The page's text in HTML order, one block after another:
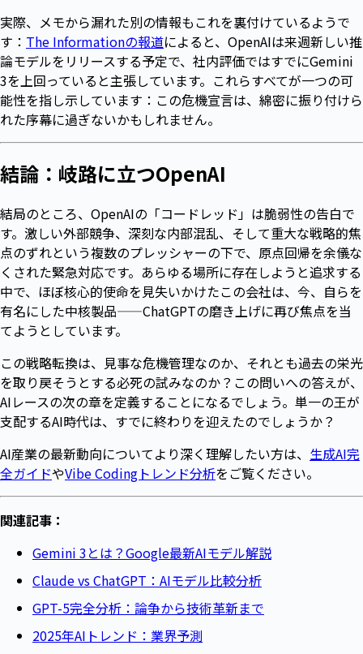
実際、メモから漏れた別の情報もこれを裏付けているようで
す： The Informationの報道によると、OpenAIは来週新しい推
論モデルをリリースする予定で、社内評価ではすでにGemini
3を上回っていると主張しています。これらすべてが一つの可
能性を指し示しています：この危機宣言は、綿密に振り付けら
れた序幕に過ぎないかもしれません。
結論：岐路に立つOpenAI
結局のところ、OpenAIの「コードレッド」は脆弱性の告白で
す。激しい外部競争、深刻な内部混乱、そして重大な戦略的焦
点のずれという複数のプレッシャーの下で、原点回帰を余儀な
くされた緊急対応です。あらゆる場所に存在しようと追求する
中で、ほぼ核心的使命を見失いかけたこの会社は、今、自らを
有名にした中核製品——ChatGPTの磨き上げに再び焦点を当
てようとしています。
この戦略転換は、見事な危機管理なのか、それとも過去の栄光
を取り戻そうとする必死の試みなのか？この問いへの答えが、
AIレースの次の章を定義することになるでしょう。単一の王が
支配するAI時代は、すでに終わりを迎えたのでしょうか？
AI産業の最新動向についてより深く理解したい方は、 生成AI完
全ガイドやVibe Codingトレンド分析をご覧ください。
関連記事：
Gemini 3とは？Google最新AIモデル解説
Claude vs ChatGPT：AIモデル比較分析
GPT-5完全分析：論争から技術革新まで
2025年AIトレンド：業界予測